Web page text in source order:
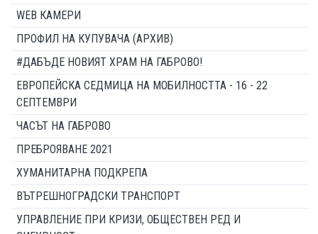
WEB КАМЕРИ
ПРОФИЛ НА КУПУВАЧА (АРХИВ)
#ДАБЪДЕ НОВИЯТ ХРАМ НА ГАБРОВО!
ЕВРОПЕЙСКА СЕДМИЦА НА МОБИЛНОСТТА - 16 - 22
СЕПТЕМВРИ
ЧАСЪТ НА ГАБРОВО
ПРЕБРОЯВАНЕ 2021
ХУМАНИТАРНА ПОДКРЕПА
ВЪТРЕШНОГРАДСКИ ТРАНСПОРТ
УПРАВЛЕНИЕ ПРИ КРИЗИ, ОБЩЕСТВЕН РЕД И